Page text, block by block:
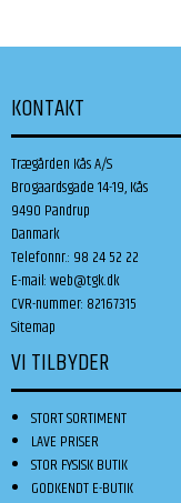
KONTAKT
Trægården Kås A/S
Brogaardsgade 14-19, Kås
9490 Pandrup
Danmark
Telefonnr.: 98 24 52 22
E-mail:web@tgk.dk
CVR-nummer: 82167315
Sitemap
VI TILBYDER
STORT SORTIMENT
LAVE PRISER
STOR FYSISK BUTIK
GODKENDT E-BUTIK